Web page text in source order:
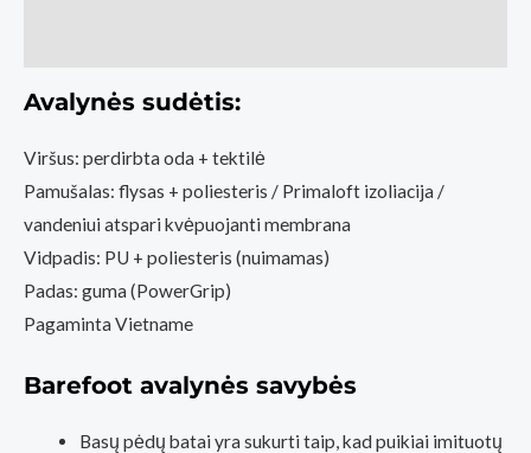
Avalynės sudėtis:
Viršus: perdirbta oda + tektilė
Pamušalas: flysas + poliesteris / Primaloft izoliacija /
vandeniui atspari kvėpuojanti membrana
Vidpadis: PU + poliesteris (nuimamas)
Padas: guma (PowerGrip)
Pagaminta Vietname
Barefoot avalynės savybės
Basų pėdų batai yra sukurti taip, kad puikiai imituotų